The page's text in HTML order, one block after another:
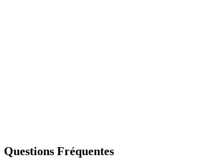
Questions Fréquentes